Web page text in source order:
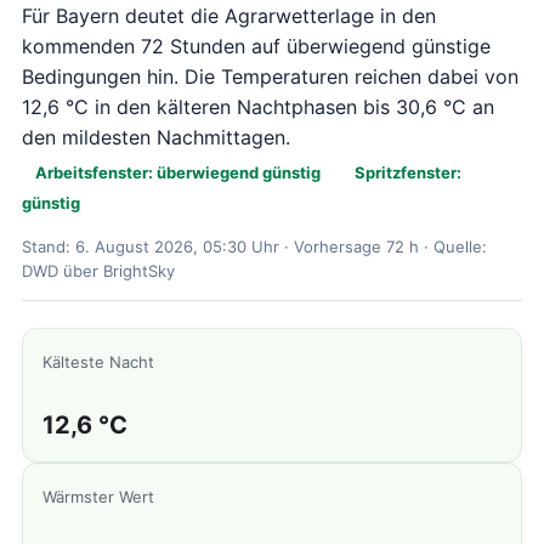
Für Bayern deutet die Agrarwetterlage in den
kommenden 72 Stunden auf überwiegend günstige
Bedingungen hin. Die Temperaturen reichen dabei von
12,6 °C in den kälteren Nachtphasen bis 30,6 °C an
den mildesten Nachmittagen.
Arbeitsfenster: überwiegend günstig
Spritzfenster:
günstig
Stand: 6. August 2026, 05:30 Uhr · Vorhersage 72 h · Quelle:
DWD über BrightSky
Kälteste Nacht
12,6 °C
Wärmster Wert